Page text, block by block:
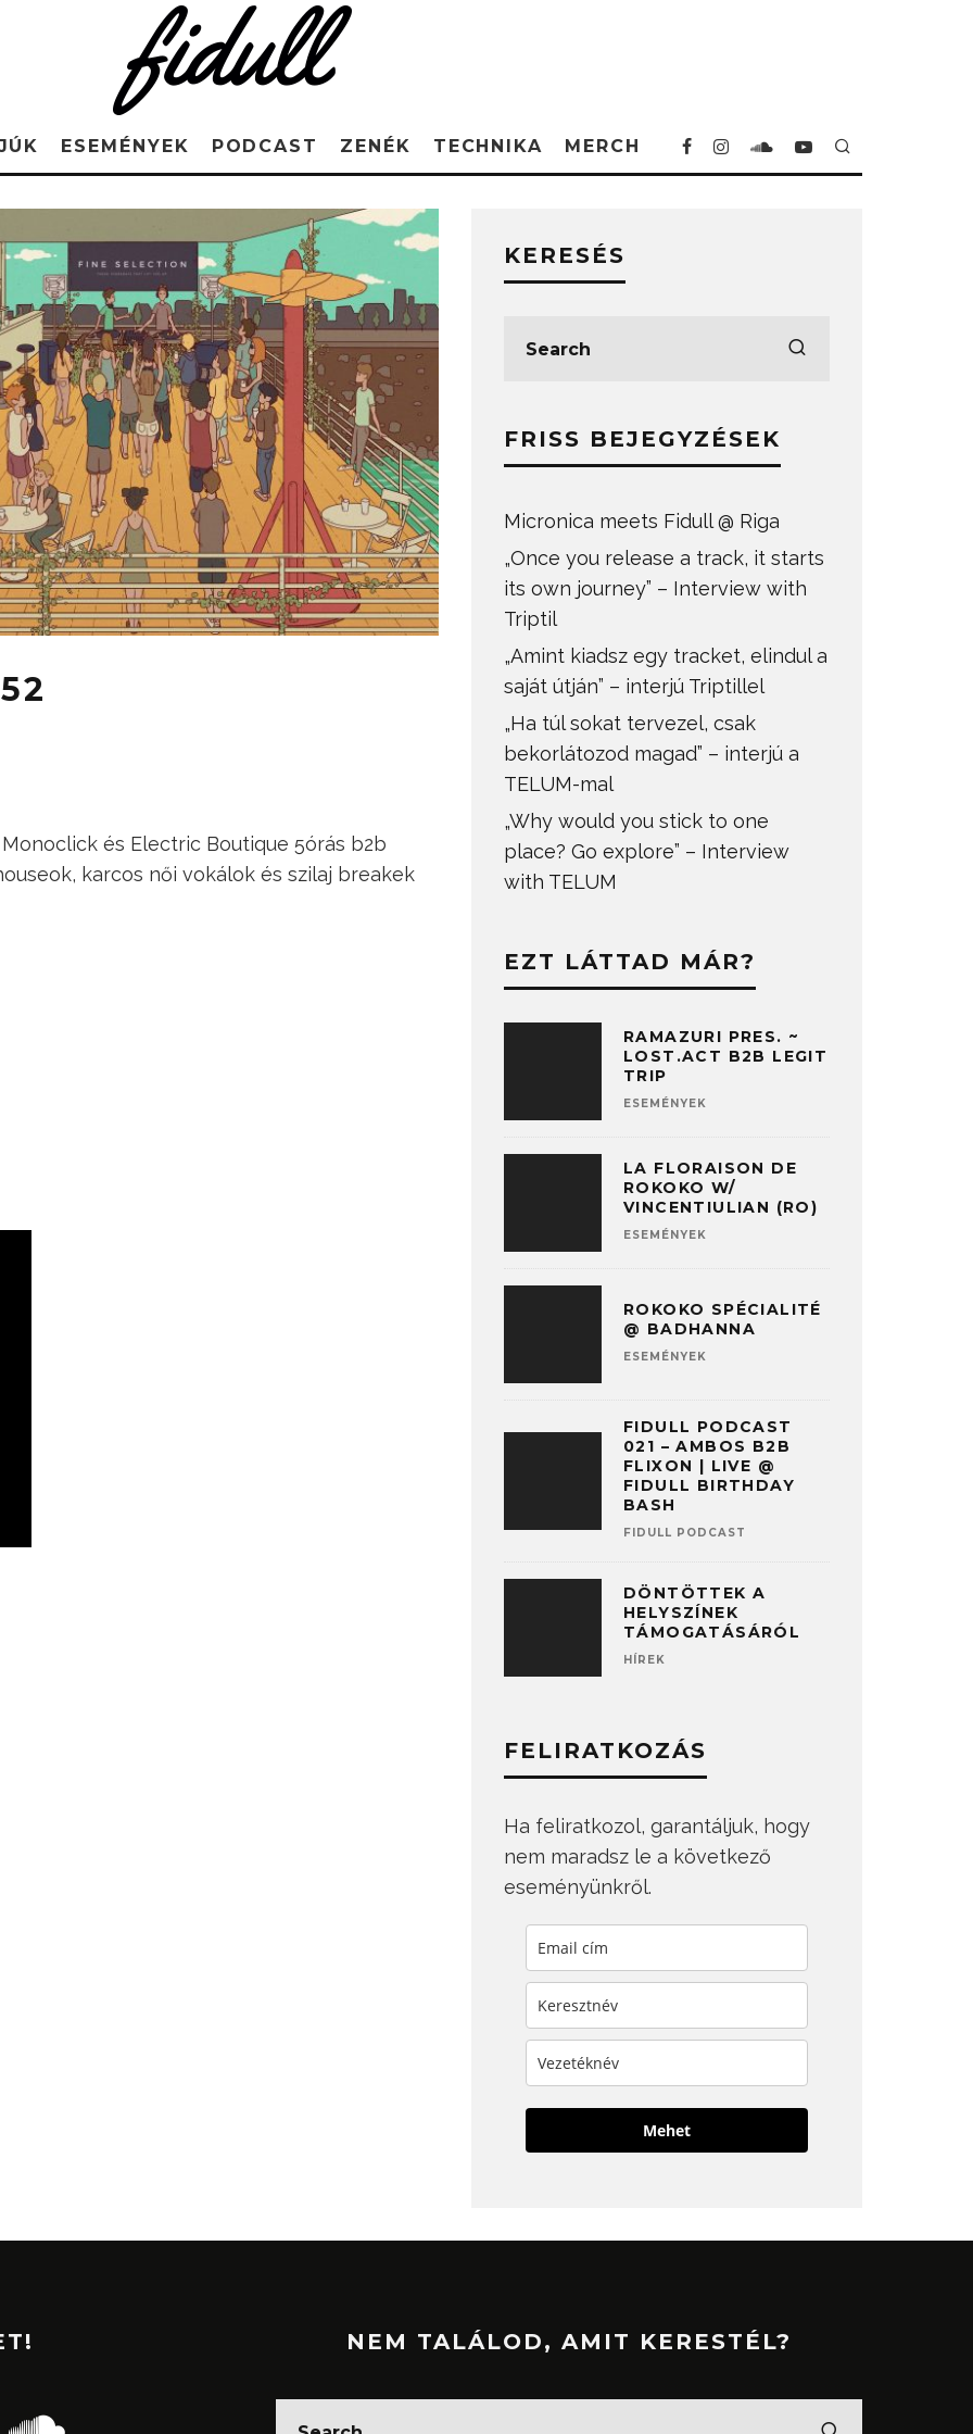
ESEMÉNYEK PODCAST ZENÉK TECHNIKA MERCH
és Electric Boutique 5órás b2b
karcos női vokálok és szilaj breakek
KERESÉS
FRISS BEJEGYZÉSEK
Micronica meets Fidull @ Riga
„Once you release a track, it starts
its own journey” – Interview with
Triptil
„Amint kiadsz egy tracket, elindul a
saját útján” – interjú Triptillel
„Ha túl sokat tervezel, csak
bekorlátozod magad” – interjú a
TELUM-mal
„Why would you stick to one
place? Go explore” – Interview
with TELUM
EZT LÁTTAD MÁR?
RAMAZURI PRES. ~
LOST.ACT B2B LEGIT
TRIP
ESEMÉNYEK
LA FLORAISON DE
ROKOKO W/
VINCENTIULIAN (RO)
ESEMÉNYEK
ROKOKO SPÉCIALITÉ
@ BADHANNA
ESEMÉNYEK
FIDULL PODCAST
021 – AMBOS B2B
FLIXON | LIVE @
FIDULL BIRTHDAY
BASH
FIDULL PODCAST
DÖNTÖTTEK A
HELYSZÍNEK
TÁMOGATÁSÁRÓL
HÍREK
FELIRATKOZÁS
Ha feliratkozol, garantáljuk, hogy
nem maradsz le a következő
eseményünkről.
Mehet
NEM TALÁLOD, AMIT KERESTÉL?